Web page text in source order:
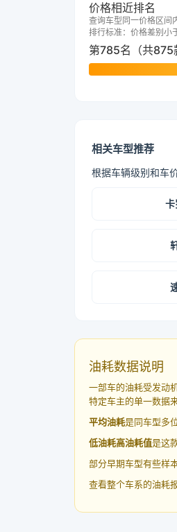
价格相近排名
查询车型同一价格区间
排行标准：价格差别小
第785名（共875
相关车型推荐
根据车辆级别和车
卡
油耗数据说明
一部车的油耗受发动
特定车主的单一数据
平均油耗是同车型多
低油耗高油耗值是这
部分早期车型有些样
查看整个车系的油耗